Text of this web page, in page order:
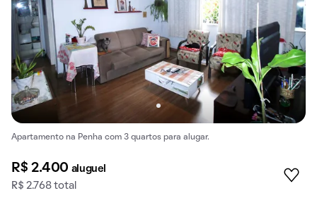
Apartamento na Penha com 3 quartos para alugar.
R$ 2.400 aluguel
R$ 2.768 total